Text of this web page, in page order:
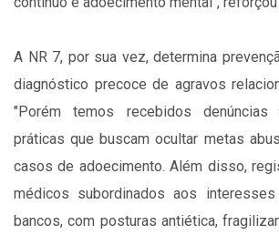
A NR 7, por sua vez, determina
diagnóstico precoce de agravos
"Porém temos recebidos
práticas que buscam ocultar metas
casos de adoecimento. Além disso,
médicos subordinados aos
bancos, com posturas antiética,